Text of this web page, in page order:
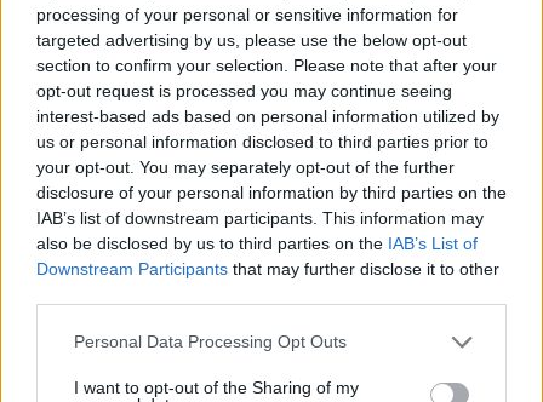
processing of your personal or sensitive information for
targeted advertising by us, please use the below opt-out
section to confirm your selection. Please note that after your
opt-out request is processed you may continue seeing
interest-based ads based on personal information utilized by
us or personal information disclosed to third parties prior to
your opt-out. You may separately opt-out of the further
disclosure of your personal information by third parties on the
IAB’s list of downstream participants. This information may
also be disclosed by us to third parties on the IAB’s List of
Downstream Participants that may further disclose it to other
Please note that this website/app uses one or more Google
not limited to your visit or usage behaviour. You may click to
Personal Data Processing Opt Outs
I want to opt-out of the Sharing of my
Ειδήσεις Δημοφιλή Σχολιασμένα
Πώς να φτιάξετε παγωτό στο σπίτι, χωρίς μηχανή και
μόνο με 3 υλικά (βίντεο)
πριν 7 λεπτά
Μικρή βελτίωση για τον 43χρονο που τραυματίστηκε με
ηλεκτρικό πατίνι στη Λάρισα - Παραμένει
διασωληνωμένος
πριν 13 λεπτά
Η Μπρίτνεϊ Σπίαρς λέει ότι απέτυχε ως μητέρα, επειδή ο
παιδιά της και η επίθεση στους γονείς της
πριν 14 λεπτά
πριν 15 λεπτά